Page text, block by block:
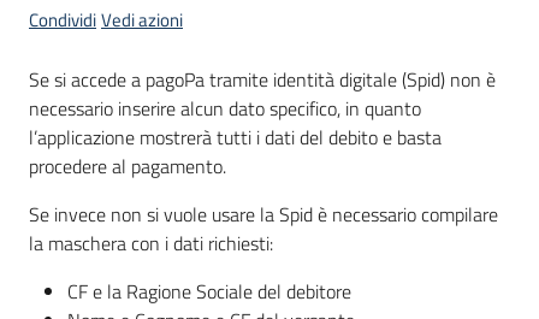
Atti
CondividiVedi azioni
Se si accede a pagoPa tramite identità digitale (Spid) non è
necessario inserire alcun dato specifico, in quanto
l’applicazione mostrerà tutti i dati del debito e basta
procedere al pagamento.
Se invece non si vuole usare la Spid è necessario compilare
la maschera con i dati richiesti:
CF e la Ragione Sociale del debitore